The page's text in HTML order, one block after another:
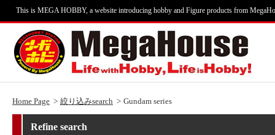
This is MEGA HOBBY, a website introducing hobby and Figure products from
Home Page 絞り込みsearch Gundam series
Refine search